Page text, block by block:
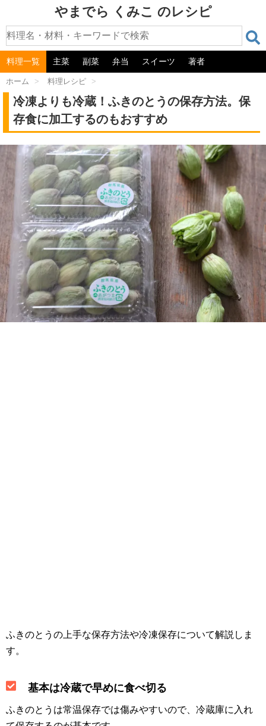
やまでら くみこ のレシピ
料理一覧 主菜 副菜 弁当 スイーツ 著者
ホーム > 料理レシピ >
冷凍よりも冷蔵！ふきのとうの保存方法。保
存食に加工するのもおすすめ
ふきのとうの上手な保存方法や冷凍保存について解説しま
す。
基本は冷蔵で早めに食べ切る
ふきのとうは常温保存では傷みやすいので、冷蔵庫に入れ